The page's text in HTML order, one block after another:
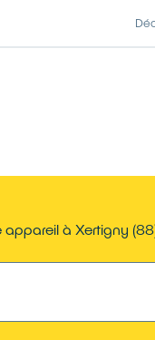
appareil à Xertigny